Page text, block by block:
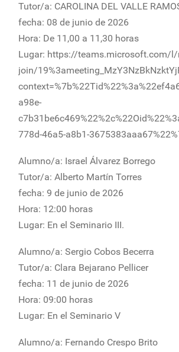
Tutor/a: CAROLINA DEL VALLE
fecha: 08 de junio de 2026
Hora: De 11,00 a 11,30 horas
Lugar: https://teams.microsoft.com/l/
join/
a98e-
778d-46a5-a8b1-
Alumno/a: Israel Álvarez Borrego
Tutor/a: Alberto Martín Torres
fecha: 9 de junio de 2026
Hora: 12:00 horas
Lugar: En el Seminario III.
Alumno/a: Sergio Cobos Becerra
Tutor/a: Clara Bejarano Pellicer
fecha: 11 de junio de 2026
Hora: 09:00 horas
Lugar: En el Seminario V
Alumno/a: Fernando Crespo Brito